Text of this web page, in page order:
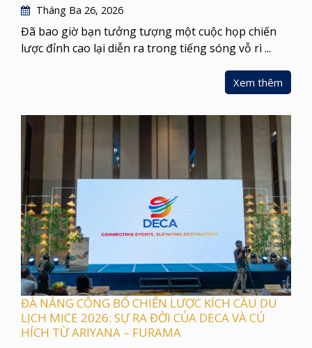
Tháng Ba 26, 2026
Đã bao giờ bạn tưởng tượng một cuộc họp chiến
lược đỉnh cao lại diễn ra trong tiếng sóng vỗ rì ...
Xem thêm
ĐÀ NẴNG CÔNG BỐ CHIẾN LƯỢC KÍCH CẦU DU
LỊCH MICE 2026: SỰ RA ĐỜI CỦA DECA VÀ CÚ
HÍCH TỪ ARIYANA – FURAMA